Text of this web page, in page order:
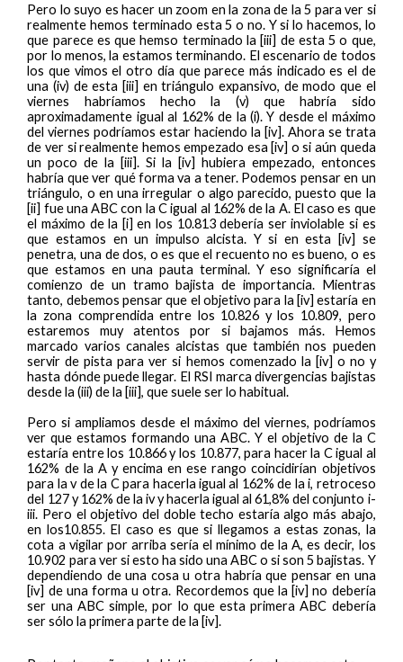
Pero lo suyo es hacer un zoom en la zona de la 5 para ver si
realmente hemos terminado esta 5 o no. Y si lo hacemos, lo
que parece es que hemso terminado la [iii] de esta 5 o que,
por lo menos, la estamos terminando. El escenario de todos
los que vimos el otro día que parece más indicado es el de
una (iv) de esta [iii] en triángulo expansivo, de modo que el
viernes habríamos hecho la (v) que habría sido
aproximadamente igual al 162% de la (i). Y desde el máximo
del viernes podríamos estar haciendo la [iv]. Ahora se trata
de ver si realmente hemos empezado esa [iv] o si aún queda
un poco de la [iii]. Si la [iv] hubiera empezado, entonces
habría que ver qué forma va a tener. Podemos pensar en un
triángulo, o en una irregular o algo parecido, puesto que la
[ii] fue una ABC con la C igual al 162% de la A. El caso es que
el máximo de la [i] en los 10.813 debería ser inviolable si es
que estamos en un impulso alcista. Y si en esta [iv] se
penetra, una de dos, o es que el recuento no es bueno, o es
que estamos en una pauta terminal. Y eso significaría el
comienzo de un tramo bajista de importancia. Mientras
tanto, debemos pensar que el objetivo para la [iv] estaría en
la zona comprendida entre los 10.826 y los 10.809, pero
estaremos muy atentos por si bajamos más. Hemos
marcado varios canales alcistas que también nos pueden
servir de pista para ver si hemos comenzado la [iv] o no y
hasta dónde puede llegar. El RSI marca divergencias bajistas
desde la (iii) de la [iii], que suele ser lo habitual.
Pero si ampliamos desde el máximo del viernes, podríamos
ver que estamos formando una ABC. Y el objetivo de la C
estaría entre los 10.866 y los 10.877, para hacer la C igual al
162% de la A y encima en ese rango coincidirían objetivos
para la v de la C para hacerla igual al 162% de la i, retroceso
del 127 y 162% de la iv y hacerla igual al 61,8% del conjunto i-
iii. Pero el objetivo del doble techo estaría algo más abajo,
en los10.855. El caso es que si llegamos a estas zonas, la
cota a vigilar por arriba sería el mínimo de la A, es decir, los
10.902 para ver si esto ha sido una ABC o si son 5 bajistas. Y
dependiendo de una cosa u otra habría que pensar en una
[iv] de una forma u otra. Recordemos que la [iv] no debería
ser una ABC simple, por lo que esta primera ABC debería
ser sólo la primera parte de la [iv].